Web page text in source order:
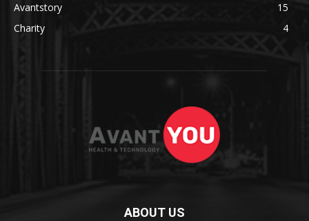
Avantstory
15
Charity
4
ABOUT US